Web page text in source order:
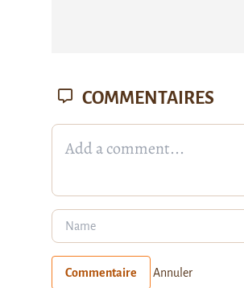
COMMENTAIRES
Commentaire Annuler